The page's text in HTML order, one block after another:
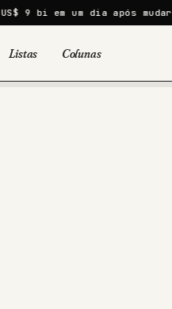
um dia após mudar
Listas Colunas